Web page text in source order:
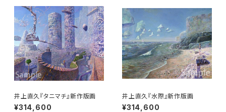
井上直久『タニマチ』新作版画
¥314,600
井上直久『水際』新作版画
¥314,600